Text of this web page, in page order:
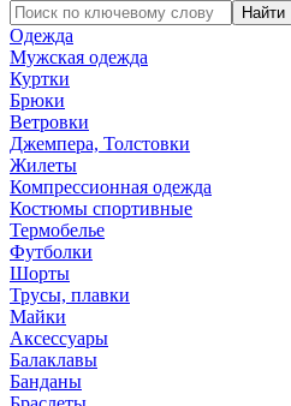
Найти
Одежда
Мужская одежда
Куртки
Брюки
Ветровки
Джемпера, Толстовки
Жилеты
Компрессионная одежда
Костюмы спортивные
Термобелье
Футболки
Шорты
Трусы, плавки
Майки
Аксессуары
Балаклавы
Банданы